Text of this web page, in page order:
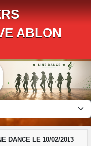
ABLON
DANCE LE 10/02/2013